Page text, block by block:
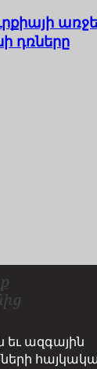
դռները
ազգային